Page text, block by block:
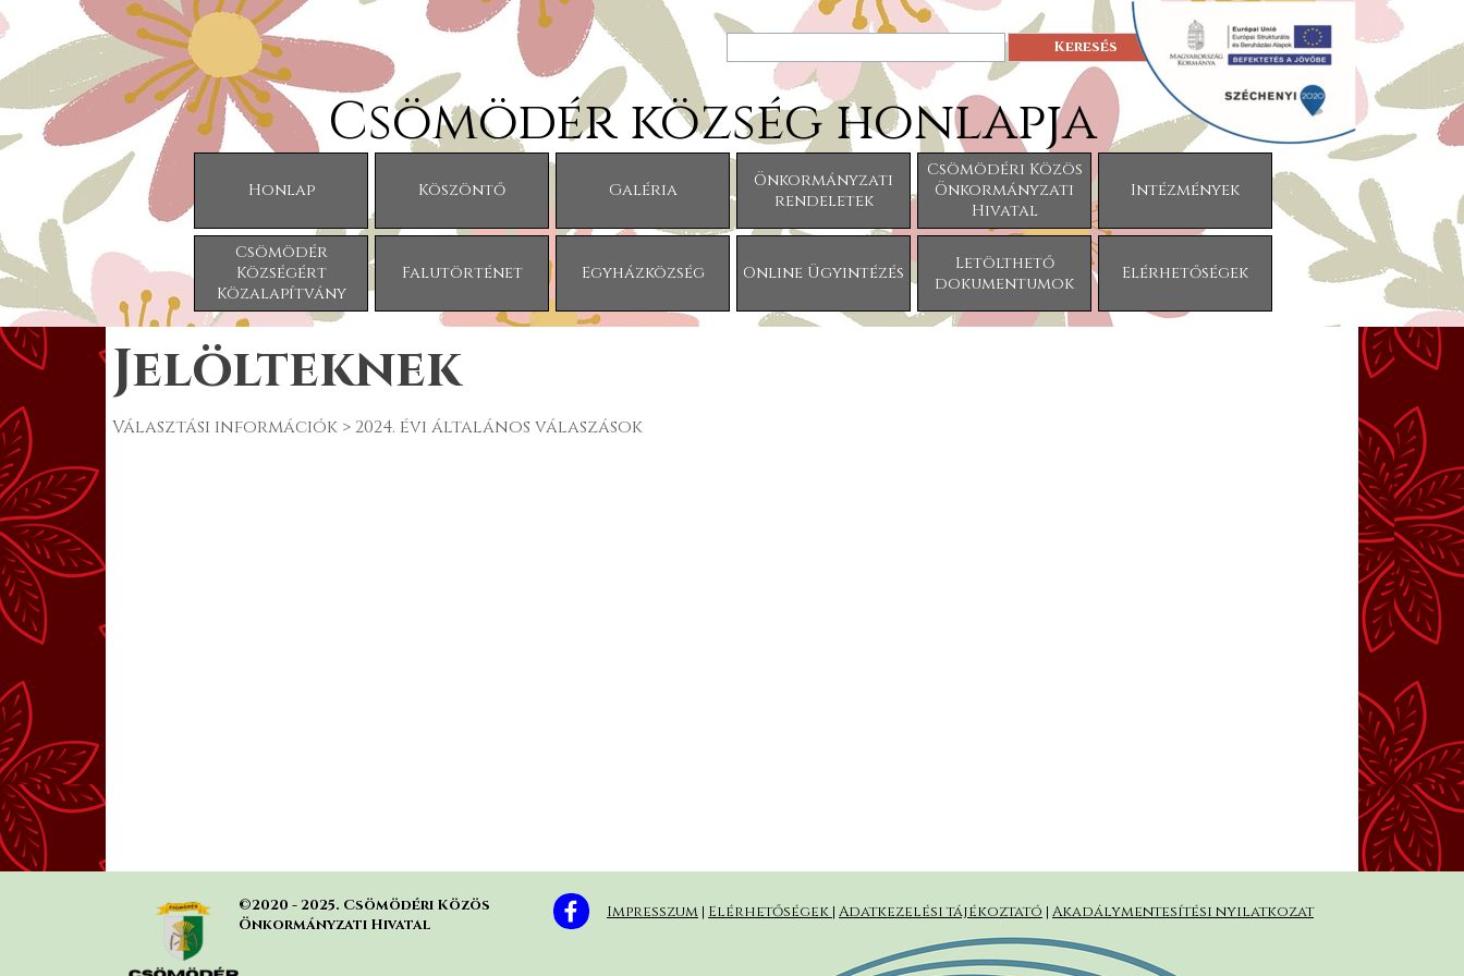
Tartalomhoz ugrás
Csömödér község honlapja
Keresés
Ugrás a menüre
Honlap Köszöntő Galéria ▼
Önkormányzati
rendeletek
Csömödéri Közös
Önkormányzati
Hivatal
▼
Intézmények
Csömödér
Községért
Közalapítvány
Falutörténet Egyházközség Online Ügyintézés ▼
Letölthető
dokumentumok
Elérhetőségek
Jelölteknek
Választási információk > 2024. évi általános válaszások
©2020 - 2025. Csömödéri Közös
Önkormányzati Hivatal
Impresszum | Elérhetőségek | Adatkezelési tájékoztató | Akadálymentesítési nyilatkozat